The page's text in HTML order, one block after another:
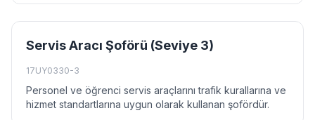
Servis Aracı Şoförü (Seviye 3)
17UY0330-3
Personel ve öğrenci servis araçlarını trafik kurallarına ve
hizmet standartlarına uygun olarak kullanan şofördür.